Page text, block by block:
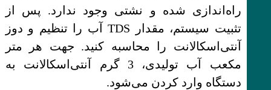
راه‌اندازی شده و نشتی وجود ندارد. پس از
تثبیت سیستم، مقدار TDS آب را تنظیم و دوز
آنتی‌اسکالانت را محاسبه کنید. جهت هر متر
مکعب آب تولیدی، 3 گرم آنتی‌اسکالانت به
دستگاه وارد کردن می‌شود.